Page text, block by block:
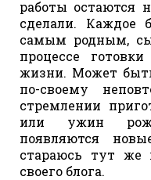
работы остаются
сделали. Каждое
самым родным,
процессе
жизни. Может
по-своему
стремлении
или ужин
появляются
стараюсь тут же
своего блога.